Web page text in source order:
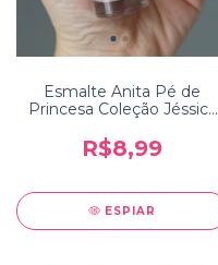
Esmalte Anita Pé de
Princesa Coleção Jéssica
R$8,99
ESPIAR